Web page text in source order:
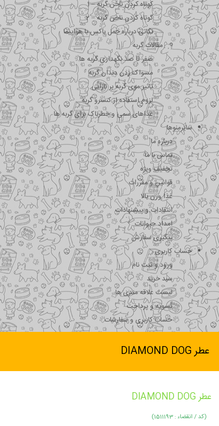
کوتاه کردن ناخن گربه – 1
کوتاه کردن ناخن گربه – 2
نکاتی درباره جمل باکس با هواپیما
مقالات گربه
صفر تا صد نگهداری گربه ها
مسواک زدن دندان گربه
تاثیر موی گربه بر نازایی
لزوم استفاده از کنسرو گربه
غذاهای سمی و خطرناک برای گربه ها
سایرمنوها
درباره ما
تماس با ما
تخفیف ویژه
قوانین و مقررات
غذا وزن بالا
انتقادات و پیشنهادات
امداد حیوانات
پیگیری سفارش
حساب کاربری
ورود و ثبت نام
سبد خرید
لیست علاقه مندی ها
تسویه و پرداخت
حساب کاربری و سفارشات
عطر DIAMOND DOG
عطر DIAMOND DOG
(کد / انقضاء : 1511193)